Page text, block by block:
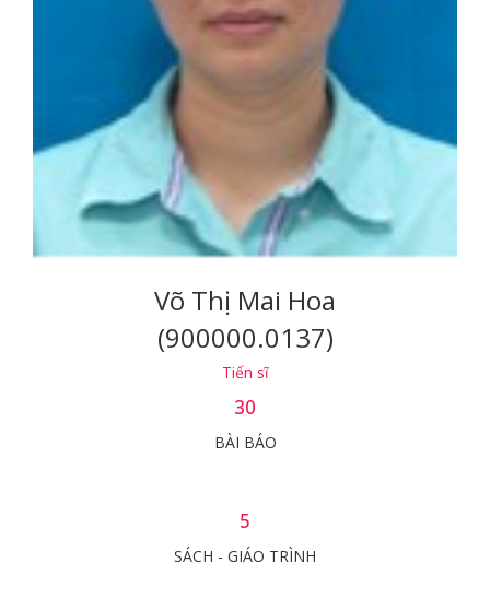
Võ Thị Mai Hoa
(900000.0137)
Tiến sĩ
30
BÀI BÁO
5
SÁCH - GIÁO TRÌNH